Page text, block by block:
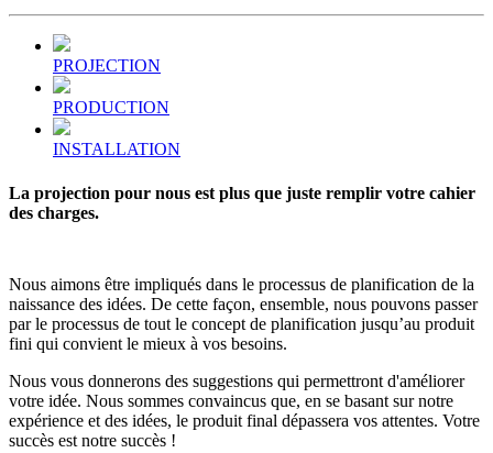
PROJECTION
PRODUCTION
INSTALLATION
La projection pour nous est plus que juste remplir votre cahier
des charges.
Nous aimons être impliqués dans le processus de planification de la
naissance des idées. De cette façon, ensemble, nous pouvons passer
par le processus de tout le concept de planification jusqu’au produit
fini qui convient le mieux à vos besoins.
Nous vous donnerons des suggestions qui permettront d'améliorer
votre idée. Nous sommes convaincus que, en se basant sur notre
expérience et des idées, le produit final dépassera vos attentes. Votre
succès est notre succès !